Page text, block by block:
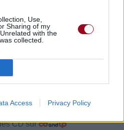
Use,
Sharing of my
with the
collected.
Access Privacy Policy
musical :
les MP3 ou trouver le CD sur
CD sur